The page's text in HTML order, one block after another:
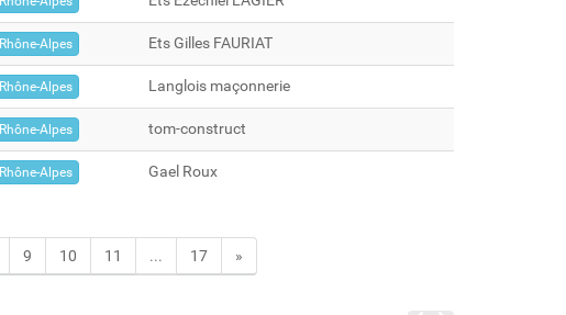
Rhône-Alpes Ets Gilles FAURIAT
Rhône-Alpes Langlois maçonnerie
Rhône-Alpes tom-construct
Rhône-Alpes Gael Roux
9 10 11 ... 17 »